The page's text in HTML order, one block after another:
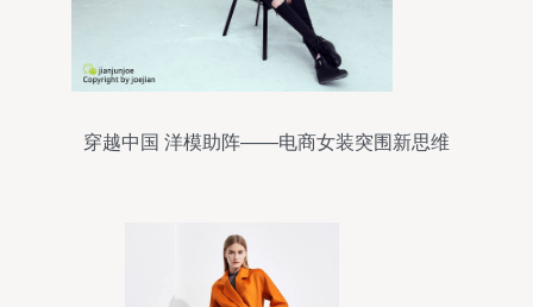
穿越中国 洋模助阵——电商女装突围新思维